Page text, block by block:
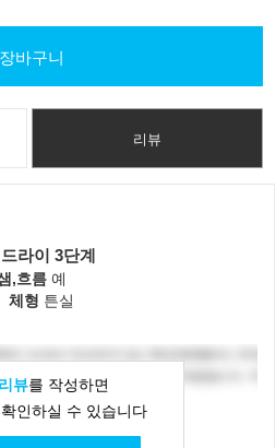
장바구니
리뷰
라이 3단계
,흐름 예
체형 튼실
뷰를 작성하면
인하실 수 있습니다